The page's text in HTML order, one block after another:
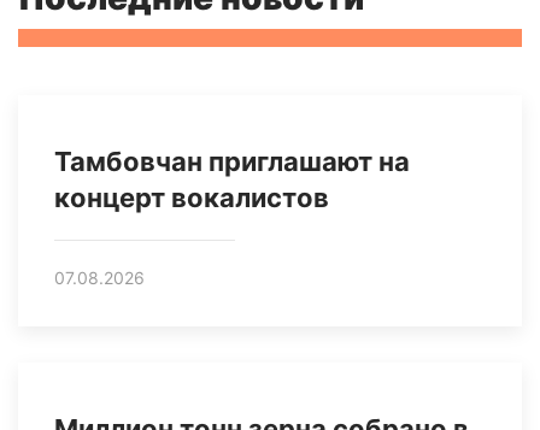
Тамбовчан приглашают на
концерт вокалистов
07.08.2026